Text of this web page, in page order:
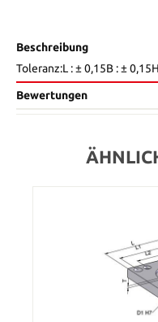
Beschreibung
Toleranz:L : ± 0,15B : ±
Bewertungen